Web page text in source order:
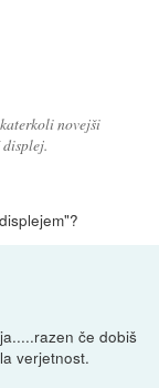
novejši
če dobiš
verjetnost.